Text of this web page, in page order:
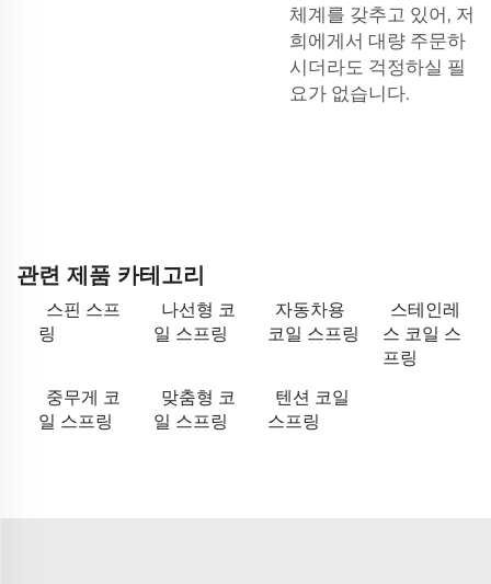
체계를 갖추고 있어, 저
희에게서 대량 주문하
시더라도 걱정하실 필
요가 없습니다.
관련 제품 카테고리
스핀 스프
링
나선형 코
일 스프링
자동차용
코일 스프링
스테인레
스 코일 스
프링
중무게 코
일 스프링
맞춤형 코
일 스프링
텐션 코일
스프링